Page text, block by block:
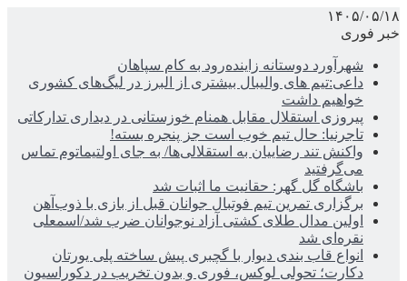
۱۴۰۵/۰۵/۱۸
خبر فوری
شهرآورد دوستانه زاینده‌رود به کام سپاهان
داعی:تیم های والیبال بیشتری از البرز در لیگ‌های کشوری
خواهیم داشت
پیروزی استقلال مقابل همنام خوزستانی در دیداری تدارکاتی
تاجرنیا: حال تیم خوب است جز پنجره بسته!
واکنش تند رضاییان به استقلالی‌ها/ به جای اولتیماتوم تماس
می‌گرفتید
باشگاه گل گهر: حقانیت ما اثبات شد
برگزاری تمرین تیم فوتبال جوانان قبل از بازی با ذوب‌آهن
اولین مدال طلای کشتی آزاد نوجوانان ضرب شد/اسمعلی
نقره‌ای شد
انواع قاب بندی دیوار با گچبری پیش ساخته پلی یورتان
دکارت؛ تحولی لوکس، فوری و بدون تخریب در دکوراسیون